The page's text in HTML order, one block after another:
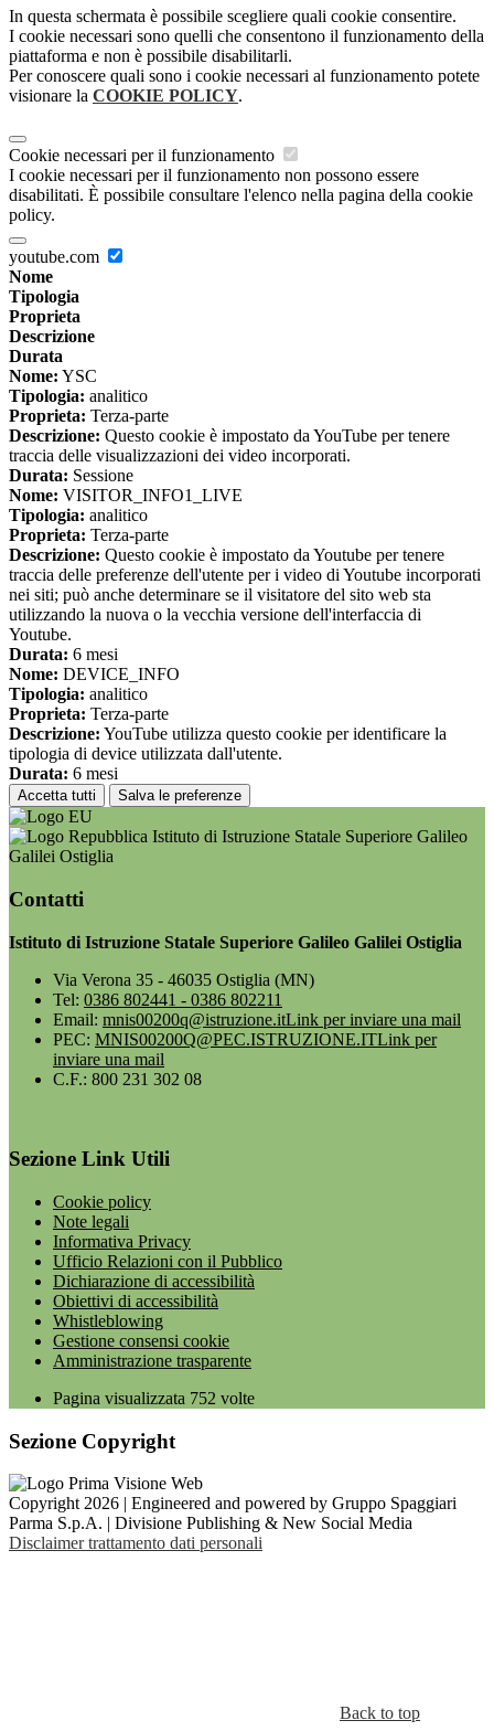
In questa schermata è possibile scegliere quali cookie consentire.
I cookie necessari sono quelli che consentono il funzionamento della
piattaforma e non è possibile disabilitarli.
Per conoscere quali sono i cookie necessari al funzionamento potete
visionare la COOKIE POLICY.
Cookie necessari per il funzionamento
I cookie necessari per il funzionamento non possono essere
disabilitati. È possibile consultare l'elenco nella pagina della cookie
policy.
youtube.com
Nome
Tipologia
Proprieta
Descrizione
Durata
Nome: YSC
Tipologia: analitico
Proprieta: Terza-parte
Descrizione: Questo cookie è impostato da YouTube per tenere
traccia delle visualizzazioni dei video incorporati.
Durata: Sessione
Nome: VISITOR_INFO1_LIVE
Tipologia: analitico
Proprieta: Terza-parte
Descrizione: Questo cookie è impostato da Youtube per tenere
traccia delle preferenze dell'utente per i video di Youtube incorporati
nei siti; può anche determinare se il visitatore del sito web sta
utilizzando la nuova o la vecchia versione dell'interfaccia di
Youtube.
Durata: 6 mesi
Nome: DEVICE_INFO
Tipologia: analitico
Proprieta: Terza-parte
Descrizione: YouTube utilizza questo cookie per identificare la
tipologia di device utilizzata dall'utente.
Durata: 6 mesi
Accetta tutti Salva le preferenze
Istituto di Istruzione Statale Superiore Galileo
Galilei Ostiglia
Contatti
Istituto di Istruzione Statale Superiore Galileo Galilei Ostiglia
Via Verona 35 - 46035 Ostiglia (MN)
Tel: 0386 802441 - 0386 802211
Email: mnis00200q@istruzione.itLink per inviare una mail
PEC: MNIS00200Q@PEC.ISTRUZIONE.ITLink per
inviare una mail
C.F.: 800 231 302 08
Sezione Link Utili
Cookie policy
Note legali
Informativa Privacy
Ufficio Relazioni con il Pubblico
Dichiarazione di accessibilità
Obiettivi di accessibilità
Whistleblowing
Gestione consensi cookie
Amministrazione trasparente
Pagina visualizzata 752 volte
Sezione Copyright
Copyright 2026 | Engineered and powered by Gruppo Spaggiari
Parma S.p.A. | Divisione Publishing & New Social Media
Disclaimer trattamento dati personali
Back to top